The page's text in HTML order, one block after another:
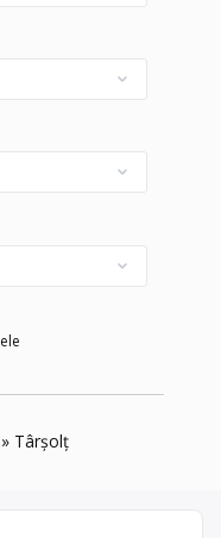
Târşolţ